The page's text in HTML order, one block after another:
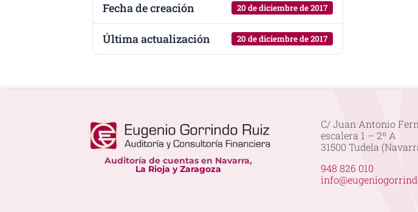
Fecha de creación 20 de diciembre de 2017
Última actualización 20 de diciembre de 2017
Auditoría de cuentas en Navarra,
La Rioja y Zaragoza
C/ Juan Antonio
escalera 1 – 2º A
31500 Tudela
948 826 010